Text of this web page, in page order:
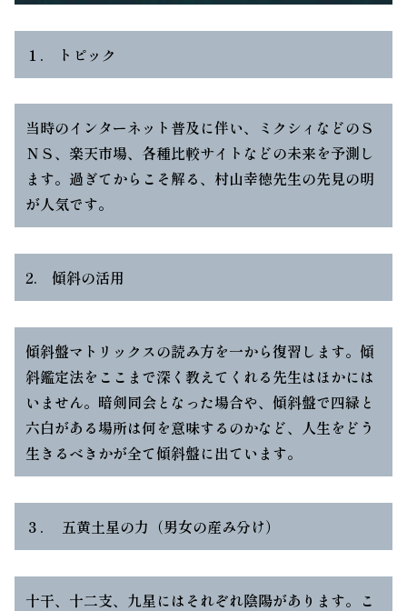
１. トピック
当時のインターネット普及に伴い、ミクシィなどのＳ
ＮＳ、楽天市場、各種比較サイトなどの未来を予測し
ます。過ぎてからこそ解る、村山幸徳先生の先見の明
が人気です。
2. 傾斜の活用
傾斜盤マトリックスの読み方を一から復習します。傾
斜鑑定法をここまで深く教えてくれる先生はほかには
いません。暗剣同会となった場合や、傾斜盤で四緑と
六白がある場所は何を意味するのかなど、人生をどう
生きるべきかが全て傾斜盤に出ています。
３. 五黄土星の力（男女の産み分け）
十干、十二支、九星にはそれぞれ陰陽があります。こ